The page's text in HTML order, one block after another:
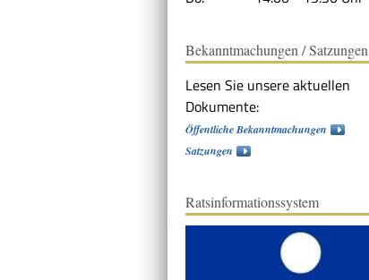
Bekanntmachungen / Satzungen
Lesen Sie unsere aktuellen
Dokumente:
Öffentliche Bekanntmachungen
Satzungen
Ratsinformationssystem